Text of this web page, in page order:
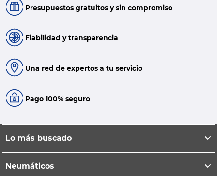
Presupuestos gratuitos y sin compromiso
Fiabilidad y transparencia
Una red de expertos a tu servicio
Pago 100% seguro
Lo más buscado
Neumáticos